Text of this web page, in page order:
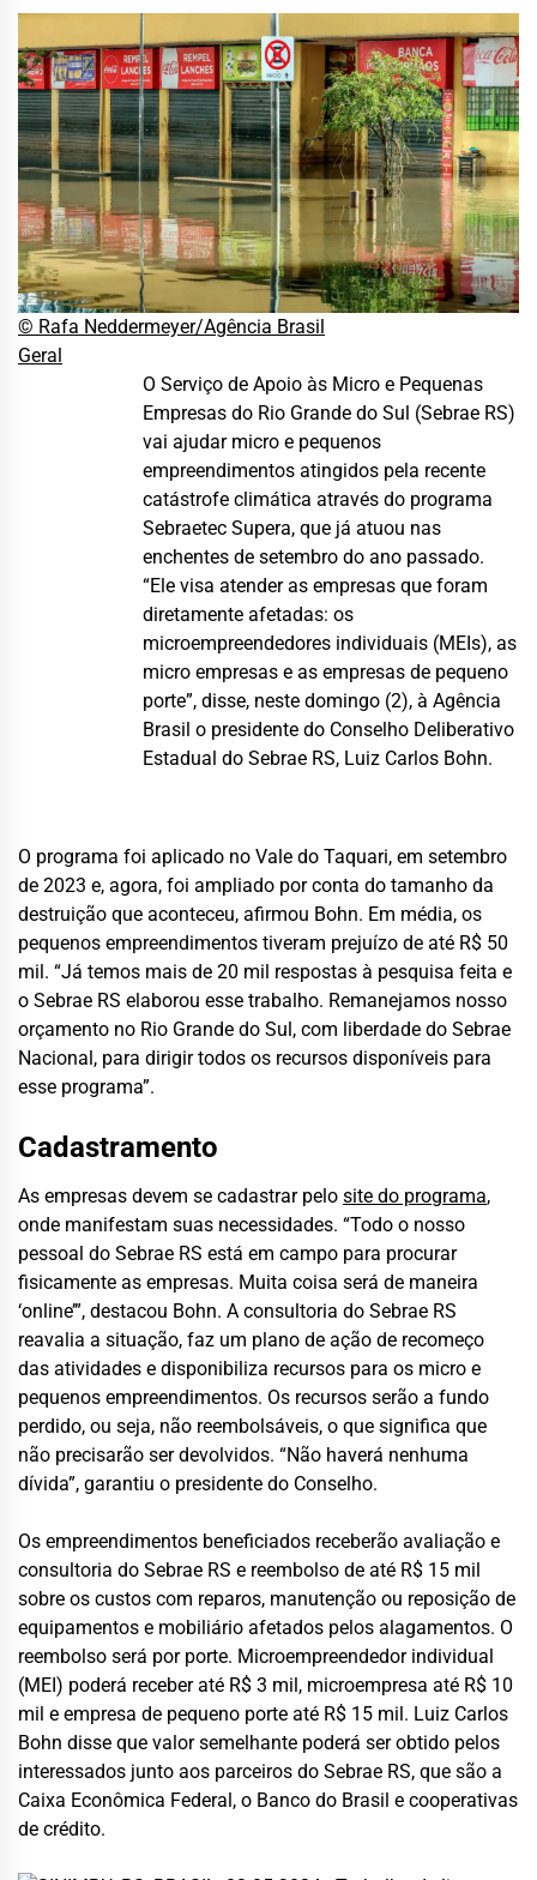
© Rafa Neddermeyer/Agência Brasil
Geral
O Serviço de Apoio às Micro e Pequenas
Empresas do Rio Grande do Sul (Sebrae RS)
vai ajudar micro e pequenos
empreendimentos atingidos pela recente
catástrofe climática através do programa
Sebraetec Supera, que já atuou nas
enchentes de setembro do ano passado.
“Ele visa atender as empresas que foram
diretamente afetadas: os
microempreendedores individuais (MEIs), as
micro empresas e as empresas de pequeno
porte”, disse, neste domingo (2), à Agência
Brasil o presidente do Conselho Deliberativo
Estadual do Sebrae RS, Luiz Carlos Bohn.
O programa foi aplicado no Vale do Taquari, em setembro
de 2023 e, agora, foi ampliado por conta do tamanho da
destruição que aconteceu, afirmou Bohn. Em média, os
pequenos empreendimentos tiveram prejuízo de até R$ 50
mil. “Já temos mais de 20 mil respostas à pesquisa feita e
o Sebrae RS elaborou esse trabalho. Remanejamos nosso
orçamento no Rio Grande do Sul, com liberdade do Sebrae
Nacional, para dirigir todos os recursos disponíveis para
esse programa”.
Cadastramento
As empresas devem se cadastrar pelo site do programa,
onde manifestam suas necessidades. “Todo o nosso
pessoal do Sebrae RS está em campo para procurar
fisicamente as empresas. Muita coisa será de maneira
‘online’”, destacou Bohn. A consultoria do Sebrae RS
reavalia a situação, faz um plano de ação de recomeço
das atividades e disponibiliza recursos para os micro e
pequenos empreendimentos. Os recursos serão a fundo
perdido, ou seja, não reembolsáveis, o que significa que
não precisarão ser devolvidos. “Não haverá nenhuma
dívida”, garantiu o presidente do Conselho.
Os empreendimentos beneficiados receberão avaliação e
consultoria do Sebrae RS e reembolso de até R$ 15 mil
sobre os custos com reparos, manutenção ou reposição de
equipamentos e mobiliário afetados pelos alagamentos. O
reembolso será por porte. Microempreendedor individual
(MEI) poderá receber até R$ 3 mil, microempresa até R$ 10
mil e empresa de pequeno porte até R$ 15 mil. Luiz Carlos
Bohn disse que valor semelhante poderá ser obtido pelos
interessados junto aos parceiros do Sebrae RS, que são a
Caixa Econômica Federal, o Banco do Brasil e cooperativas
de crédito.